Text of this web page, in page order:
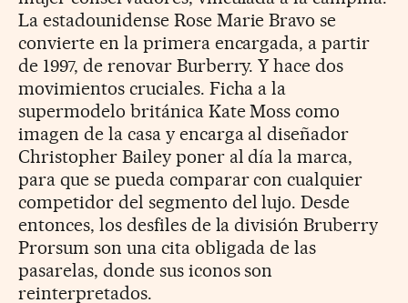
La estadounidense Rose Marie Bravo se
convierte en la primera encargada, a partir
de 1997, de renovar Burberry. Y hace dos
movimientos cruciales. Ficha a la
supermodelo británica Kate Moss como
imagen de la casa y encarga al diseñador
Christopher Bailey poner al día la marca,
para que se pueda comparar con cualquier
competidor del segmento del lujo. Desde
entonces, los desfiles de la división Bruberry
Prorsum son una cita obligada de las
pasarelas, donde sus iconos son
reinterpretados.